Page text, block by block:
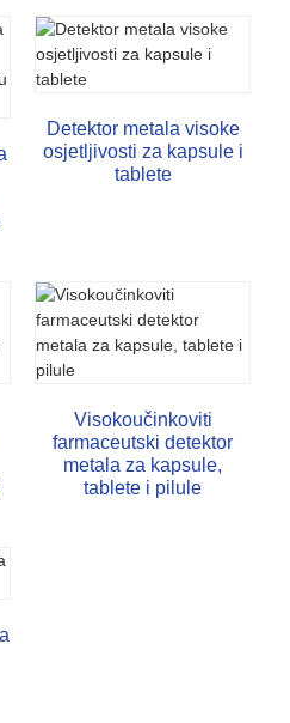
Detektor metala visoke
osjetljivosti za kapsule i
tablete
Visokoučinkoviti
farmaceutski detektor
metala za kapsule,
tablete i pilule